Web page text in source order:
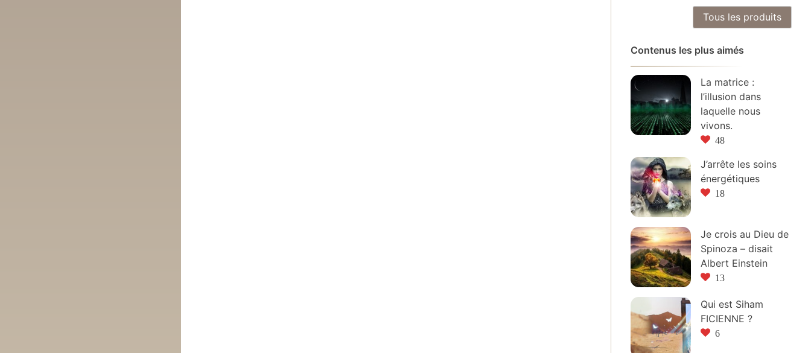
Tous les produits
Contenus les plus aimés
La matrice :
l’illusion dans
laquelle nous
vivons.
48
J’arrête les soins
énergétiques
18
Je crois au Dieu de
Spinoza – disait
Albert Einstein
13
Qui est Siham
FICIENNE ?
6